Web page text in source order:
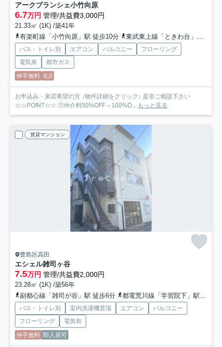
アークブランシェ小竹向原
6.7万円 管理/共益費3,000円
21.33㎡ (1K) /築41年
有楽町線「小竹向原」駅 徒歩10分
東武東上線「ときわ台」駅 徒歩22分
バス・トイレ別 エアコン バルコニー
フローリング
電気有
都市ガス
仲手無料 礼0
お申込み・来店希望の方 ↓物件詳細をクリック↓ 是非ご相談下さい
☆☆POINT☆☆ ①仲介料50%OFF～100%O...
もっと見る
賃貸マンション
豊島区高田
エシェル雑司ヶ谷
7.5万円 管理/共益費2,000円
23.28㎡ (1K) /築56年
副都心線「雑司が谷」駅 徒歩6分
都電荒川線「学習院下」駅 徒歩2分
バス・トイレ別 室内洗濯機置場 エアコン
バルコニー
フローリング
電気有
仲手無料 即入居可